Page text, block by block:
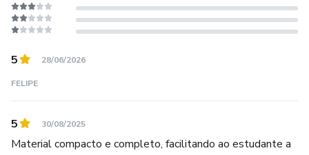
5 28/06/2026
FELIPE
5 30/08/2025
Material compacto e completo, facilitando ao estudante a